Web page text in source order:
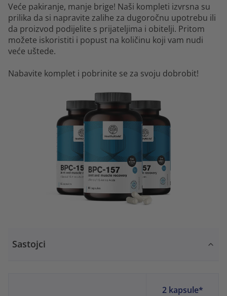
Veće pakiranje, manje brige! Naši kompleti izvrsna su
prilika da si napravite zalihe za dugoročnu upotrebu ili
da proizvod podijelite s prijateljima i obitelji. Pritom
možete iskoristiti i popust na količinu koji vam nudi
veće uštede.
Nabavite komplet i pobrinite se za svoju dobrobit!
Sastojci
2 kapsule*